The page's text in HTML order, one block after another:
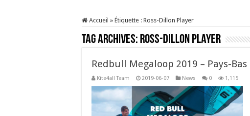
Accueil » Étiquette : Ross-Dillon Player
Tag Archives: Ross-Dillon Player
Redbull Megaloop 2019 – Pays-Bas
Kite4all Team 2019-06-07 News 0 1,115